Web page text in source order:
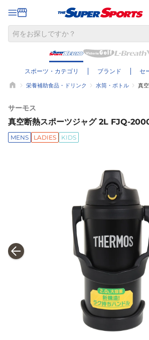
スポーツ・カテゴリ ブランド セ
栄養補助食品・ドリンク 水筒・ボトル 真
サーモス
真空断熱スポーツジャグ 2L FJQ-
MENS LADIES KIDS